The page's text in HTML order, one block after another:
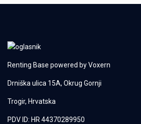
Renting Base powered byVoxern
Drniška ulica 15A, Okrug Gornji
Trogir, Hrvatska
PDV ID: HR 44370289950